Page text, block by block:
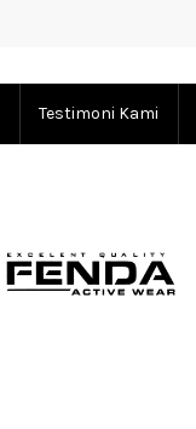
Testimoni Kami